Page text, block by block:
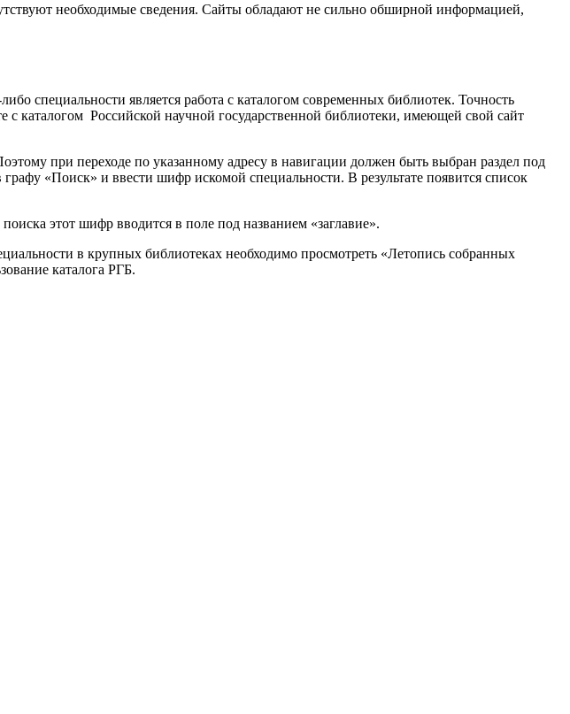
необходимые сведения. Сайты обладают не сильно обширной информацией,
специальности является работа с каталогом современных библиотек. Точность
с каталогом Российской научной государственной библиотеки, имеющей свой сайт
при переходе по указанному адресу в навигации должен быть выбран раздел под
«Поиск» и ввести шифр искомой специальности. В результате появится список
этот шифр вводится в поле под названием «заглавие».
в крупных библиотеках необходимо просмотреть «Летопись собранных
каталога РГБ.